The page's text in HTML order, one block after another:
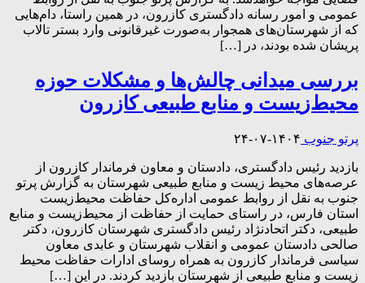
عمومی و امور رسانه دادگستری کازرون، در همین راستا، دام‌هایی
که از شهرستان‌های همجوار به‌صورت غیرقانونی وارد بستر تالاب
پریشان شده بودند، در […]
بررسی میدانی چالش‌ها و مشکلات حوزه
محیط‌زیست و منابع طبیعی کازرون
پرتو جنوب ۱۴۰۴-۰۷-۲۴
بازدید رئیس دادگستری، دادستان و معاون فرماندار کازرون از
عرصه‌های محیط زیست و منابع طبیعی شهرستان به گزارش پرتو
جنوب به نقل از روابط‌ عمومی اداره‌کل حفاظت محیط‌زیست
استان فارس، در راستای حمایت از حفاظت از محیط‌زیست و منابع
طبیعی، دکتر اتحادنژاد رئیس دادگستری شهرستان کازرون، دکتر
صالحی دادستان عمومی و انقلاب شهرستان و عابدی معاون
سیاسی فرماندار کازرون به همراه روسای ادارات حفاظت محیط
زیست و منابع طبیعی از شهرستان بازدید کردند. در این […]